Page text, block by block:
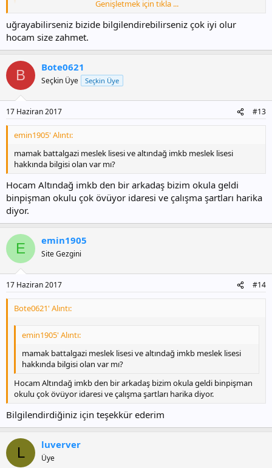
Ben aradım bugün ama idare çok yoğun dedi görüşemedim
hocam
Genişletmek için tıkla ...
Her yıl battalgazi eml de açık sorunu var. İlçe olarak sıkıntılı bir yer
olduğunu biliyorum. Bunun yanı sıra acaba öğrenci veya idari olarak
sorunlu bir okul mu? Ayrıca puanım 199 sayın hocam. Pazartesi veya
salı günü okula uğramayı planlıyorum. Tercih yapıp yapmayacağıma
o zaman karar vereceği.
Hakkımızda hayırlısı
Genişletmek için tıkla ...
uğrayabilirseniz bizide bilgilendirebilirseniz çok iyi olur
hocam size zahmet.
B Bote0621
Seçkin Üye Seçkin Üye
17 Haziran 2017 #13
emin1905' Alıntı:
mamak battalgazi meslek lisesi ve altındağ imkb meslek lisesi
hakkında bilgisi olan var mı?
Hocam Altındağ imkb den bir arkadaş bizim okula geldi
binpişman okulu çok övüyor idaresi ve çalışma şartları harika
diyor.
E emin1905
Site Gezgini
17 Haziran 2017 #14
Bote0621' Alıntı:
emin1905' Alıntı:
mamak battalgazi meslek lisesi ve altındağ imkb meslek lisesi
hakkında bilgisi olan var mı?
Hocam Altındağ imkb den bir arkadaş bizim okula geldi binpişman
okulu çok övüyor idaresi ve çalışma şartları harika diyor.
Bilgilendirdiğiniz için teşekkür ederim
L luverver
Üye